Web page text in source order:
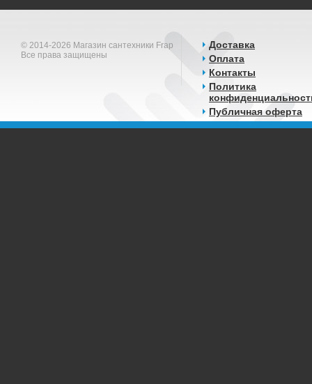
© 2014-2026 Магазин сантехники Frap
Все права защищены
Доставка
Оплата
Контакты
Политика
Публичная оферта